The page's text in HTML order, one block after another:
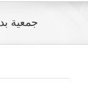
جمعية